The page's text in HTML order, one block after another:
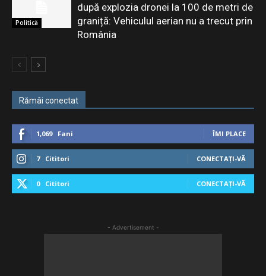
Politică
după explozia dronei la 100 de metri de
graniță: Vehiculul aerian nu a trecut prin
România
Rămâi conectat
1,069 Fani ÎMI PLACE
7 Cititori CONECTAȚI-VĂ
0 Cititori CONECTAȚI-VĂ
- Advertisement -